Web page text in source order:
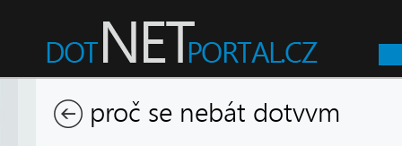
proč se nebát dotvvm